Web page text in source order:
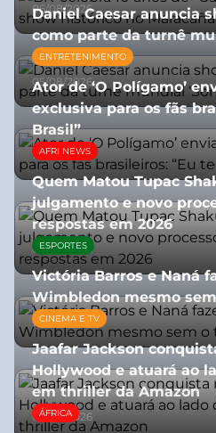
06/08/2026
Daniel Caesar anuncia
como parte da turnê
Spergy’
05/08/2026
ENTRETENIMENTO
Ator de ‘O Polígamo’
exclusiva para os fãs
Brasil”
13/07/2026
AFRI NEWS
Quem Matou Tupac
julgamento e novo
respostas em 2026
05/08/2026
ESPORTES
Victória Barros e Naná
Wimbledon mesmo
13/07/2026
CINEMA E TV
Jaafar Jackson
Hollywood e atuará ao
em thriller da Amazon
06/08/2026
ÁFRICA